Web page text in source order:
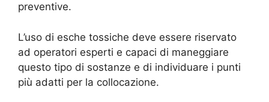
preventive.
L’uso di esche tossiche deve essere riservato
ad operatori esperti e capaci di maneggiare
questo tipo di sostanze e di individuare i punti
più adatti per la collocazione.